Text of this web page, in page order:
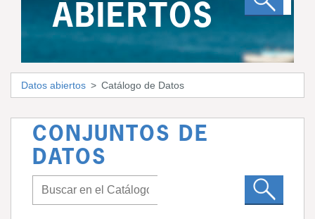
ABIERTOS
Datos abiertos Catálogo de Datos
CONJUNTOS DE
DATOS